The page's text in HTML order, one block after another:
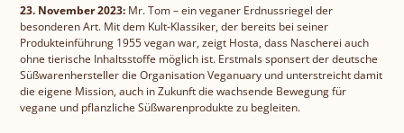
ROMY
Amor di Pane
B2B Onlineshop
23. November 2023: Mr. Tom – ein veganer Erdnussriegel der
besonderen Art. Mit dem Kult-Klassiker, der bereits bei seiner
Produkteinführung 1955 vegan war, zeigt Hosta, dass Nascherei auch
ohne tierische Inhaltsstoffe möglich ist. Erstmals sponsert der deutsche
Süßwarenhersteller die Organisation Veganuary und unterstreicht damit
die eigene Mission, auch in Zukunft die wachsende Bewegung für
vegane und pflanzliche Süßwarenprodukte zu begleiten.